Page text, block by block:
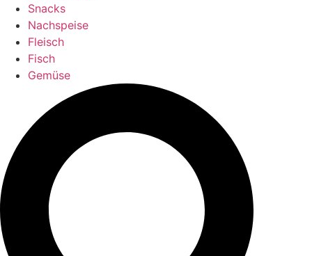
Snacks
Nachspeise
Fleisch
Fisch
Gemüse